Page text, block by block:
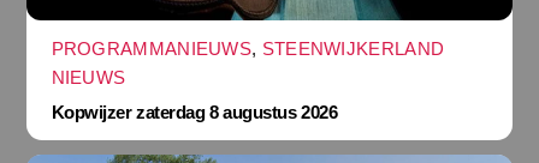
PROGRAMMANIEUWS, STEENWIJKERLAND
NIEUWS
Kopwijzer zaterdag 8 augustus 2026